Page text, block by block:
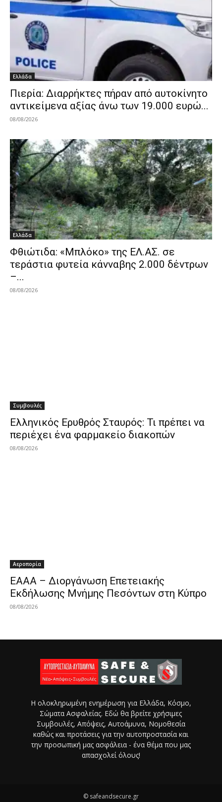
Ελλάδα
Πιερία: Διαρρήκτες πήραν από αυτοκίνητο
αντικείμενα αξίας άνω των 19.000 ευρώ...
08/08/2026
Ελλάδα
Φθιώτιδα: «Μπλόκο» της ΕΛ.ΑΣ. σε
τεράστια φυτεία κάνναβης 2.000 δέντρων
–...
08/08/2026
Συμβουλές
Ελληνικός Ερυθρός Σταυρός: Τι πρέπει να
περιέχει ένα φαρμακείο διακοπών
08/08/2026
Αεροπορία
ΕΑΑΑ – Διοργάνωση Επετειακής
Εκδήλωσης Μνήμης Πεσόντων στη Κύπρο
08/08/2026
Η ολοκληρωμένη ενημέρωση για Ελλάδα, Κόσμο,
Σώματα Ασφαλείας. Εδώ θα βρείτε χρήσιμες
Συμβουλές, Απόψεις, Αυτοάμυνα, Νομοθεσία
καθώς και προτάσεις για την αυτοπροστασία και
την προσωπική μας ασφάλεια - ένα θέμα που μας
απασχολεί όλους!
© safeandsecure.gr